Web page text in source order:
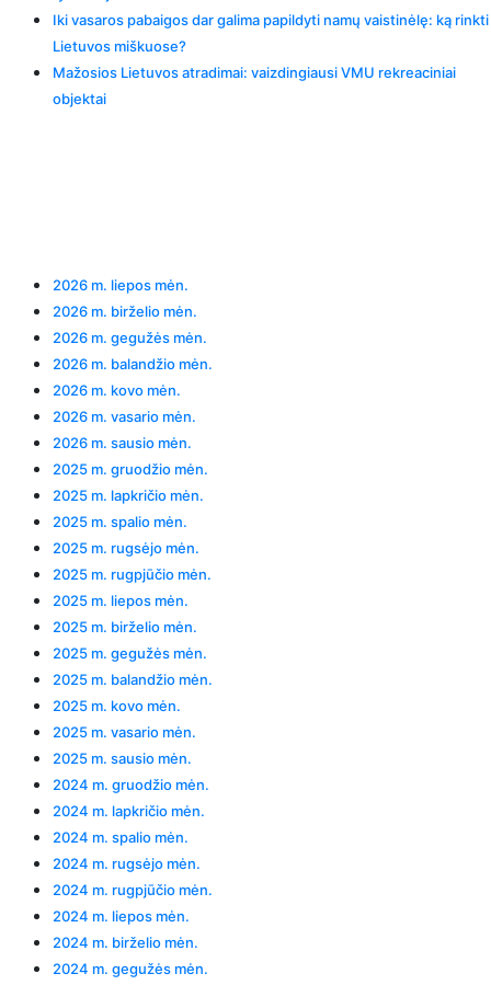
Iki vasaros pabaigos dar galima papildyti namų vaistinėlę: ką rinkti
Lietuvos miškuose?
Mažosios Lietuvos atradimai: vaizdingiausi VMU rekreaciniai
objektai
2026 m. liepos mėn.
2026 m. birželio mėn.
2026 m. gegužės mėn.
2026 m. balandžio mėn.
2026 m. kovo mėn.
2026 m. vasario mėn.
2026 m. sausio mėn.
2025 m. gruodžio mėn.
2025 m. lapkričio mėn.
2025 m. spalio mėn.
2025 m. rugsėjo mėn.
2025 m. rugpjūčio mėn.
2025 m. liepos mėn.
2025 m. birželio mėn.
2025 m. gegužės mėn.
2025 m. balandžio mėn.
2025 m. kovo mėn.
2025 m. vasario mėn.
2025 m. sausio mėn.
2024 m. gruodžio mėn.
2024 m. lapkričio mėn.
2024 m. spalio mėn.
2024 m. rugsėjo mėn.
2024 m. rugpjūčio mėn.
2024 m. liepos mėn.
2024 m. birželio mėn.
2024 m. gegužės mėn.